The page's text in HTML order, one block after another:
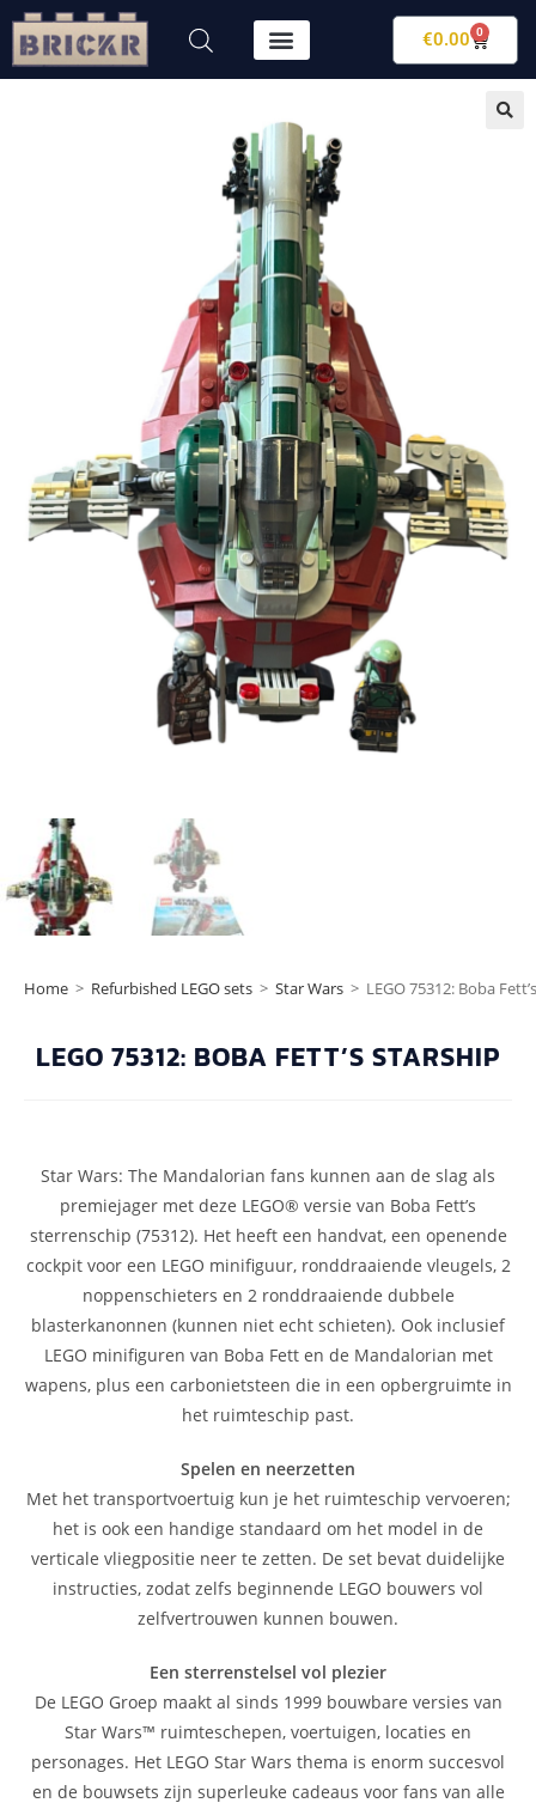
€0.00 0
Home > Refurbished LEGO sets > Star Wars > LEGO 75312: Boba
LEGO 75312: BOBA FETT’S STARSHIP
Star Wars: The Mandalorian fans kunnen aan de slag als
premiejager met deze LEGO® versie van Boba Fett’s
sterrenschip (75312). Het heeft een handvat, een openende
cockpit voor een LEGO minifiguur, ronddraaiende vleugels, 2
noppenschieters en 2 ronddraaiende dubbele
blasterkanonnen (kunnen niet echt schieten). Ook inclusief
LEGO minifiguren van Boba Fett en de Mandalorian met
wapens, plus een carbonietsteen die in een opbergruimte in
het ruimteschip past.
Spelen en neerzetten
Met het transportvoertuig kun je het ruimteschip vervoeren;
het is ook een handige standaard om het model in de
verticale vliegpositie neer te zetten. De set bevat duidelijke
instructies, zodat zelfs beginnende LEGO bouwers vol
zelfvertrouwen kunnen bouwen.
Een sterrenstelsel vol plezier
De LEGO Groep maakt al sinds 1999 bouwbare versies van
Star Wars™ ruimteschepen, voertuigen, locaties en
personages. Het LEGO Star Wars thema is enorm succesvol
en de bouwsets zijn superleuke cadeaus voor fans van alle